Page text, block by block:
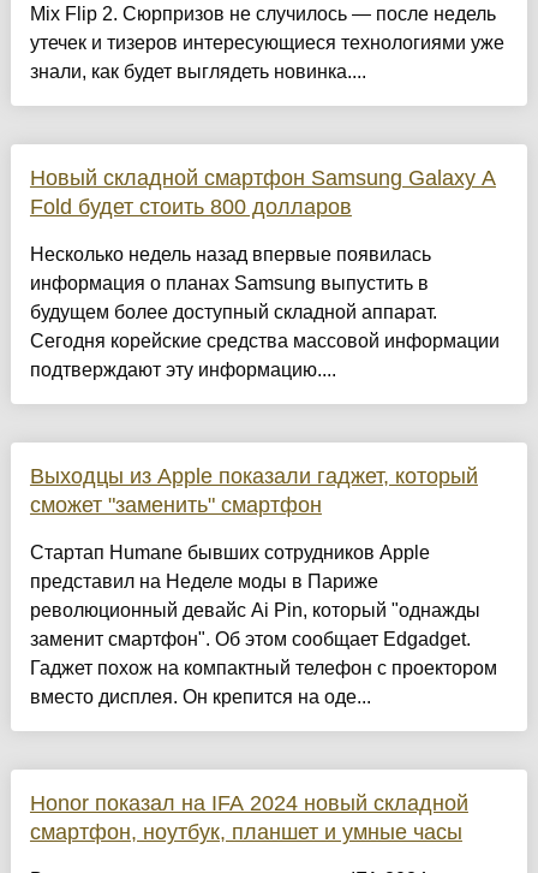
Mix Flip 2. Сюрпризов не случилось — после недель
утечек и тизеров интересующиеся технологиями уже
знали, как будет выглядеть новинка....
Новый складной смартфон Samsung Galaxy A
Fold будет стоить 800 долларов
Несколько недель назад впервые появилась
информация о планах Samsung выпустить в
будущем более доступный складной аппарат.
Сегодня корейские средства массовой информации
подтверждают эту информацию....
Выходцы из Apple показали гаджет, который
сможет "заменить" смартфон
Стартап Humane бывших сотрудников Apple
представил на Неделе моды в Париже
революционный девайс Ai Pin, который "однажды
заменит смартфон". Об этом сообщает Edgadget.
Гаджет похож на компактный телефон с проектором
вместо дисплея. Он крепится на оде...
Honor показал на IFA 2024 новый складной
смартфон, ноутбук, планшет и умные часы